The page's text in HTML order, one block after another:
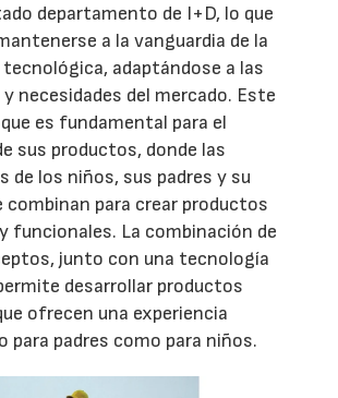
departamento de I+D, lo que
a la vanguardia de la
adaptándose a las
necesidades del mercado. Este
es fundamental para el
sus productos, donde las
de los niños, sus padres y su
combinan para crear productos
funcionales. La combinación de
junto con una tecnología
desarrollar productos
ofrecen una experiencia
para padres como para niños.